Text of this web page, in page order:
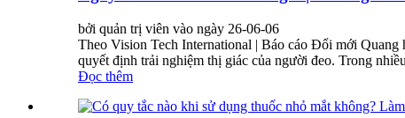
bởi quản trị viên vào ngày 26-06-06
Theo Vision Tech International | Báo cáo Đổi mới
quyết định trải nghiệm thị giác của người đeo. Trong
Đọc thêm